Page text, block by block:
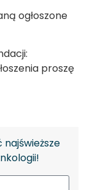
ogłoszone
proszę